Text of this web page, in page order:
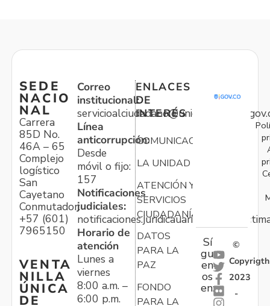
SEDE
NACIO
NAL
Carrera
85D No.
46A – 65
Complejo
logístico
San
Cayetano
Conmutador:
+57 (601)
7965150
VENTA
NILLA
ÚNICA
DE
Correo
institucional:
Línea
anticorrupción:
Desde
móvil o fijo:
157
Notificaciones
judiciales:
Horario de
atención
Lunes a
viernes
8:00 a.m. –
6:00 p.m.
ENLACES
DE
INTERÉS
COMUNICACIONES
LA UNIDAD
ATENCIÓN Y
SERVICIOS
CIUDADANÍA
DATOS
PARA LA
PAZ
FONDO
PARA LA
Sí
gu
en
os
en:
©
Copyrigth
2023
-